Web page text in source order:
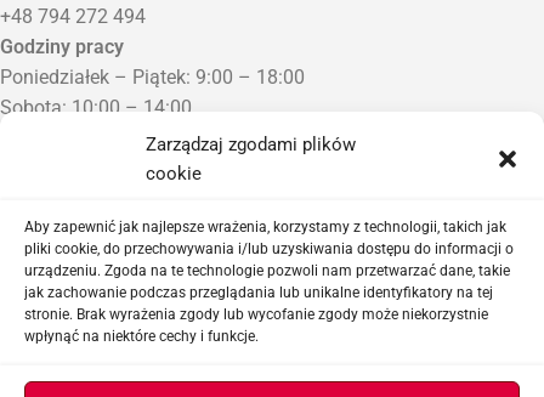
Zarządzaj zgodami plików
cookie
Aby zapewnić jak najlepsze wrażenia, korzystamy z technologii, takich jak
pliki cookie, do przechowywania i/lub uzyskiwania dostępu do informacji o
urządzeniu. Zgoda na te technologie pozwoli nam przetwarzać dane, takie
jak zachowanie podczas przeglądania lub unikalne identyfikatory na tej
stronie. Brak wyrażenia zgody lub wycofanie zgody może niekorzystnie
wpłynąć na niektóre cechy i funkcje.
+48 794 272 494
Godziny pracy
Poniedziałek – Piątek: 9:00 – 18:00
Sobota: 10:00 – 14:00
Niedziela: Zamknięte
Punkt Odbioru zamówień
Proszę o wcześniejszy kontakt telefoniczny
Sklep airsoftowy i serwis replik ASG